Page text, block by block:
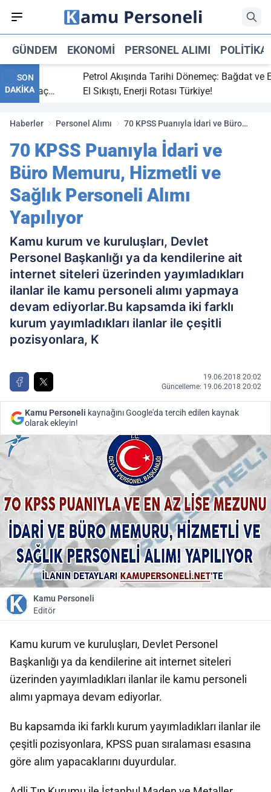
GÜNDEM EKONOMI PERSONEL ALIMI POLITIKA
SON
DAKİKA
bitti,
maç
Petrol Akışında Tarihi Dönemeç: Bağdat ve Erbil
El Sıkıştı, Enerji Rotası Türkiye!
Haberler Personel Alımı
70 KPSS Puanıyla İdari ve Büro
Personeli Alımı Yapılıyor
70 KPSS Puanıyla İdari ve
Büro Memuru, Hizmetli ve
Sağlık Personeli Alımı
Yapılıyor
Kamu kurum ve kuruluşları, Devlet
Personel Başkanlığı ya da kendilerine ait
internet siteleri üzerinden yayımladıkları
ilanlar ile kamu personeli alımı yapmaya
devam ediyorlar.Bu kapsamda iki farklı
kurum yayımladıkları ilanlar ile çeşitli
pozisyonlara, K
19.06.2018 20:02
Güncelleme: 19.06.2018 20:02
Kamu Personeli kaynağını Google'da tercih edilen kaynak
olarak ekleyin!
Kamu Personeli
Editör
Kamu kurum ve kuruluşları, Devlet Personel
Başkanlığı ya da kendilerine ait internet siteleri
üzerinden yayımladıkları ilanlar ile kamu personeli
alımı yapmaya devam ediyorlar.
Bu kapsamda iki farklı kurum yayımladıkları ilanlar ile
çeşitli pozisyonlara, KPSS puan sıralaması esasına
göre alım yapacaklarını duyurdular.